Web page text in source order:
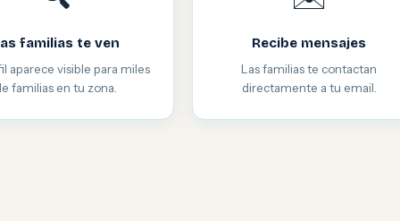
familias te ven
aparece visible para miles
familias en tu zona.
Recibe mensajes
Las familias te contactan
directamente a tu email.